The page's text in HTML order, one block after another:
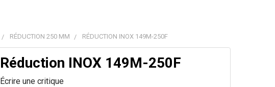
RÉDUCTION 250 MM RÉDUCTION INOX 149M-250F
Réduction INOX 149M-250F
Écrire une critique